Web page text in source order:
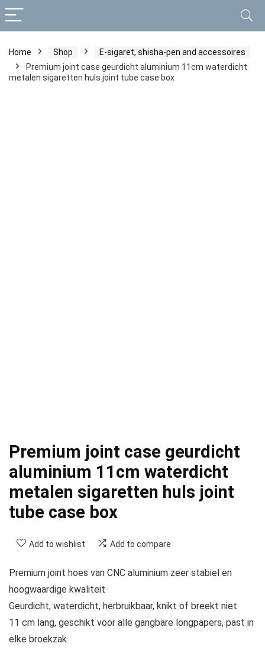
Home Shop
E-sigaret, shisha-pen and accessoires
Premium joint case geurdicht aluminium 11cm waterdicht
metalen sigaretten huls joint tube case box
Premium joint case geurdicht
aluminium 11cm waterdicht
metalen sigaretten huls joint
tube case box
Add to wishlist Add to compare
Premium joint hoes van CNC aluminium zeer stabiel en
hoogwaardige kwaliteit
Geurdicht, waterdicht, herbruikbaar, knikt of breekt niet
11 cm lang, geschikt voor alle gangbare longpapers, past in
elke broekzak